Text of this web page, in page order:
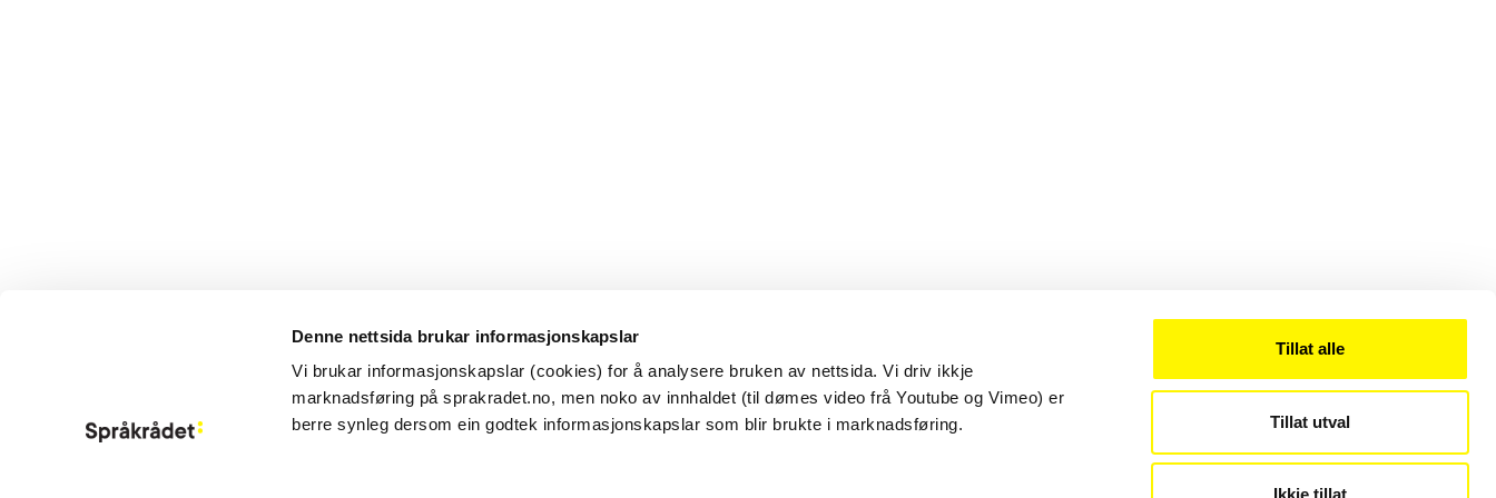
Denne nettsida brukar informasjonskapslar
Vi brukar informasjonskapslar (cookies) for å analysere bruken av nettsida. Vi driv ikkje
marknadsføring på sprakradet.no, men noko av innhaldet (til dømes video frå Youtube og Vimeo) er
berre synleg dersom ein godtek informasjonskapslar som blir brukte i marknadsføring.
Tillat alle
Tillat utval
Ikkje tillat
Aktuelt
22 54 19 50
post@sprakradet.no